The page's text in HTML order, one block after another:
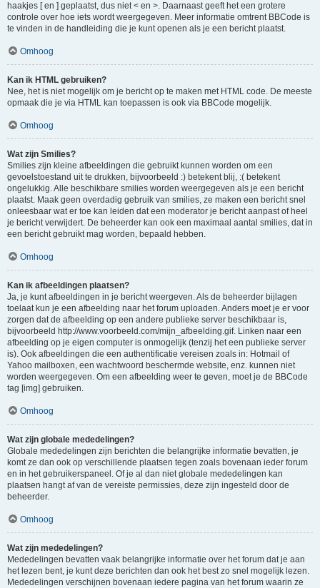
haakjes [ en ] geplaatst, dus niet < en >. Daarnaast geeft het een grotere
controle over hoe iets wordt weergegeven. Meer informatie omtrent BBCode is
te vinden in de handleiding die je kunt openen als je een bericht plaatst.
Omhoog
Kan ik HTML gebruiken?
Nee, het is niet mogelijk om je bericht op te maken met HTML code. De meeste
opmaak die je via HTML kan toepassen is ook via BBCode mogelijk.
Omhoog
Wat zijn Smilies?
Smilies zijn kleine afbeeldingen die gebruikt kunnen worden om een
gevoelstoestand uit te drukken, bijvoorbeeld :) betekent blij, :( betekent
ongelukkig. Alle beschikbare smilies worden weergegeven als je een bericht
plaatst. Maak geen overdadig gebruik van smilies, ze maken een bericht snel
onleesbaar wat er toe kan leiden dat een moderator je bericht aanpast of heel
je bericht verwijdert. De beheerder kan ook een maximaal aantal smilies, dat in
een bericht gebruikt mag worden, bepaald hebben.
Omhoog
Kan ik afbeeldingen plaatsen?
Ja, je kunt afbeeldingen in je bericht weergeven. Als de beheerder bijlagen
toelaat kun je een afbeelding naar het forum uploaden. Anders moet je er voor
zorgen dat de afbeelding op een andere publieke server beschikbaar is,
bijvoorbeeld http://www.voorbeeld.com/mijn_afbeelding.gif. Linken naar een
afbeelding op je eigen computer is onmogelijk (tenzij het een publieke server
is). Ook afbeeldingen die een authentificatie vereisen zoals in: Hotmail of
Yahoo mailboxen, een wachtwoord beschermde website, enz. kunnen niet
worden weergegeven. Om een afbeelding weer te geven, moet je de BBCode
tag [img] gebruiken.
Omhoog
Wat zijn globale mededelingen?
Globale mededelingen zijn berichten die belangrijke informatie bevatten, je
komt ze dan ook op verschillende plaatsen tegen zoals bovenaan ieder forum
en in het gebruikerspaneel. Of je al dan niet globale mededelingen kan
plaatsen hangt af van de vereiste permissies, deze zijn ingesteld door de
beheerder.
Omhoog
Wat zijn mededelingen?
Mededelingen bevatten vaak belangrijke informatie over het forum dat je aan
het lezen bent, je kunt deze berichten dan ook het best zo snel mogelijk lezen.
Mededelingen verschijnen bovenaan iedere pagina van het forum waarin ze